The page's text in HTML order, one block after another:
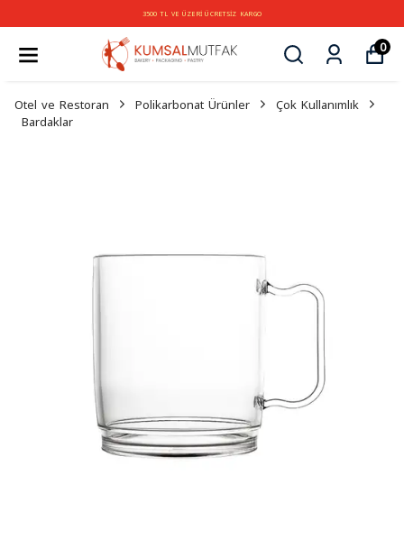
3500 TL VE ÜZERİ ÜCRETSİZ KARGO
0
Otel ve Restoran Polikarbonat Ürünler
Çok Kullanımlık
Bardaklar